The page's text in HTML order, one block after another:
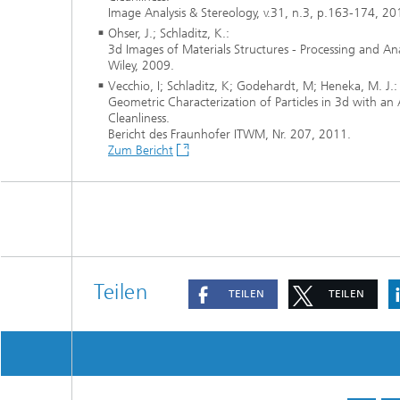
prüfung
Image Analysis & Stereology, v.31, n.3, p.163-174,
Ohser, J.; Schladitz, K.:
3d Images of Materials Structures - Processing and
Wiley, 2009.
Vecchio, I; Schladitz, K; Godehardt, M; Heneka, M. J.:
Geometric Characterization of Particles in 3d with an
Cleanliness.
Bericht des Fraunhofer ITWM, Nr. 207, 2011.
Zum Bericht
Teilen TEILEN TEILEN